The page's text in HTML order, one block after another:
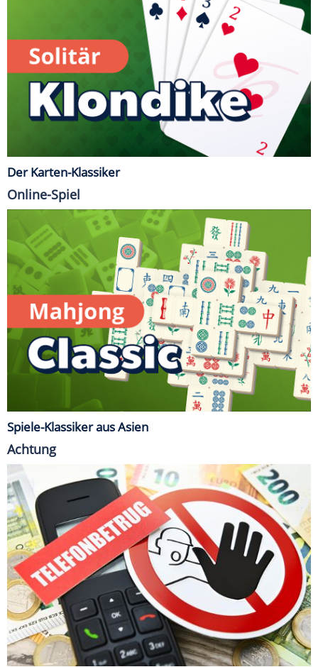
Der Karten-Klassiker
Online-Spiel
Spiele-Klassiker aus Asien
Achtung